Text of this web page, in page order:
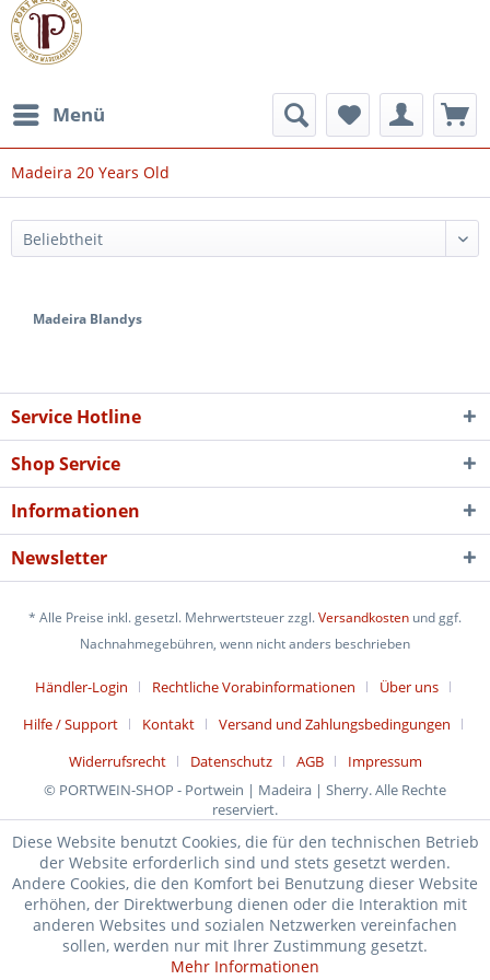
Menü
Madeira 20 Years Old
Madeira Blandys
Service Hotline
Shop Service
Informationen
Newsletter
* Alle Preise inkl. gesetzl. Mehrwertsteuer zzgl.Versandkosten und ggf.
Nachnahmegebühren, wenn nicht anders beschrieben
Händler-Login Rechtliche Vorabinformationen
Über uns
Hilfe / Support
Kontakt
Versand und Zahlungsbedingungen
Widerrufsrecht
Datenschutz AGB
Impressum
© PORTWEIN-SHOP - Portwein | Madeira | Sherry. Alle Rechte
reserviert.
Diese Website benutzt Cookies, die für den technischen Betrieb
der Website erforderlich sind und stets gesetzt werden.
Andere Cookies, die den Komfort bei Benutzung dieser Website
erhöhen, der Direktwerbung dienen oder die Interaktion mit
anderen Websites und sozialen Netzwerken vereinfachen
sollen, werden nur mit Ihrer Zustimmung gesetzt.
Mehr Informationen